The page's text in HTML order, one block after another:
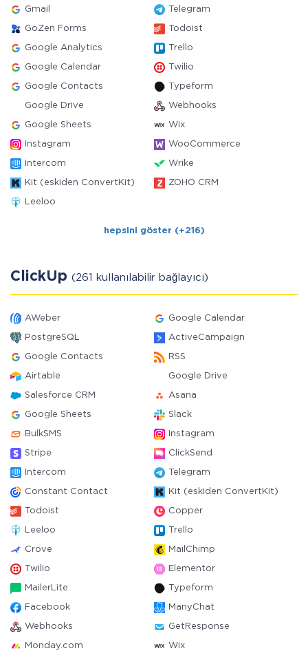
Gmail Telegram
GoZen Forms Todoist
Google Analytics Trello
Google Calendar Twilio
Google Contacts Typeform
Google Drive Webhooks
Google Sheets Wix
Instagram WooCommerce
Intercom Wrike
Kit (eskiden ConvertKit) ZOHO CRM
Leeloo
hepsini göster (+216)
ClickUp (261 kullanılabilir bağlayıcı)
AWeber Google Calendar
PostgreSQL ActiveCampaign
Google Contacts RSS
Airtable Google Drive
Salesforce CRM Asana
Google Sheets Slack
BulkSMS Instagram
Stripe ClickSend
Intercom Telegram
Constant Contact Kit (eskiden ConvertKit)
Todoist Copper
Leeloo Trello
Crove MailChimp
Twilio Elementor
MailerLite Typeform
Facebook ManyChat
Webhooks GetResponse
Monday.com Wix